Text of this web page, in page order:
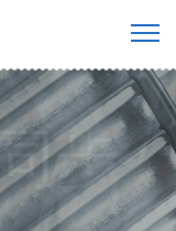
步